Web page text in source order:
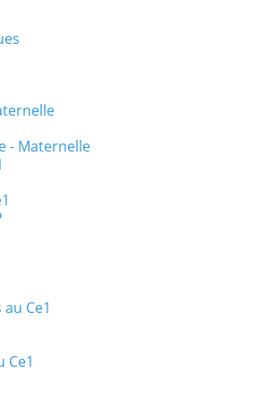
- Maternelle
Ce1
Ce1